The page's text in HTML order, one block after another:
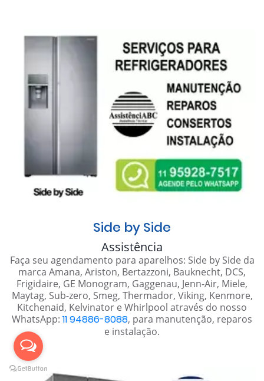
Side by Side
Assistência
Faça seu agendamento para aparelhos: Side by Side da
marca Amana, Ariston, Bertazzoni, Bauknecht, DCS,
Frigidaire, GE Monogram, Gaggenau, Jenn-Air, Miele,
Maytag, Sub-zero, Smeg, Thermador, Viking, Kenmore,
Kitchenaid, Kelvinator e Whirlpool através do nosso
WhatsApp: 11 94886-8088, para manutenção, reparos
e instalação.